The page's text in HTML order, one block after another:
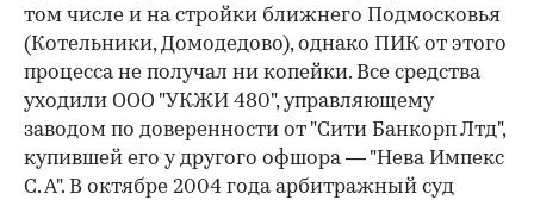
том числе и на стройки ближнего Подмосковья
(Котельники, Домодедово), однако ПИК от этого
процесса не получал ни копейки. Все средства
уходили ООО "УКЖИ 480", управляющему
заводом по доверенности от "Сити Банкорп Лтд",
купившей его у другого офшора — "Нева Импекс
С. А". В октябре 2004 года арбитражный суд